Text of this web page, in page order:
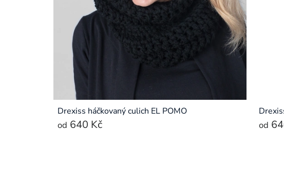
Drexiss háčkovaný culich EL POMO
od 640 Kč od